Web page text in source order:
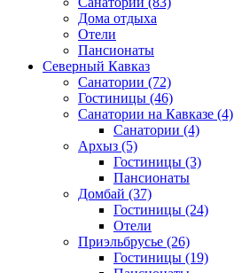
Дома отдыха
Отели
Пансионаты
Северный Кавказ
Санатории (72)
Гостиницы (46)
Санатории на Кавказе (4)
Санатории (4)
Архыз (5)
Гостиницы (3)
Пансионаты
Домбай (37)
Гостиницы (24)
Отели
Приэльбрусье (26)
Гостиницы (19)